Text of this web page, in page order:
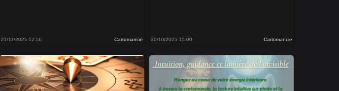
21/11/2025 12:56 Cartomancie 30/10/2025 15:00 Cartomancie